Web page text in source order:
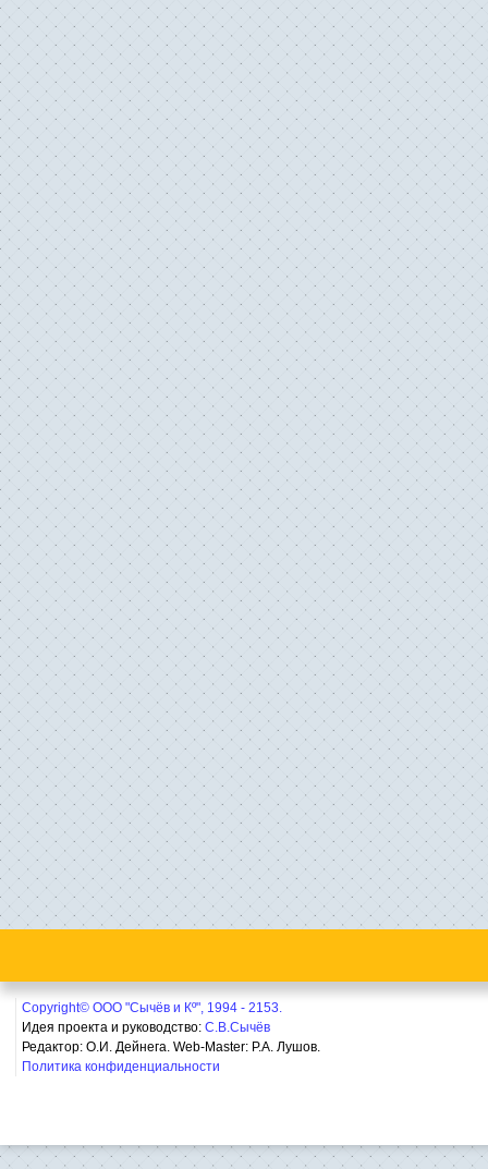
Copyright© ООО "Сычёв и Кº", 1994 - 2153.
Идея проекта и руководство: С.В.Сычёв
Редактор: О.И. Дейнега. Web-Master: Р.А. Лушов.
Политика конфиденциальности